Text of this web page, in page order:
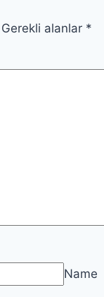
Gerekli alanlar *
Name